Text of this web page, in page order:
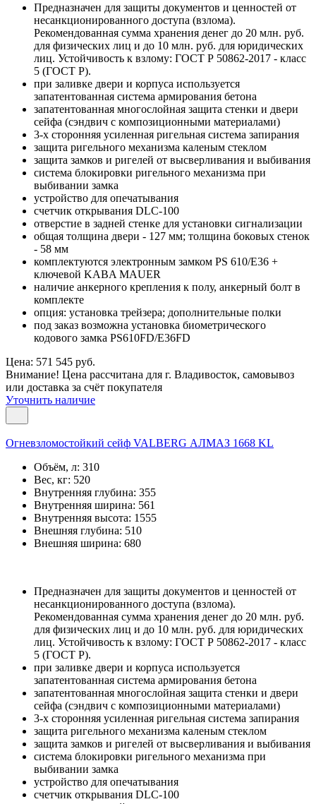
Предназначен для защиты документов и ценностей от
несанкционированного доступа (взлома).
Рекомендованная сумма хранения денег до 20 млн. руб.
для физических лиц и до 10 млн. руб. для юридических
лиц. Устойчивость к взлому: ГОСТ Р 50862-2017 - класс
5 (ГОСТ Р).
при заливке двери и корпуса используется
запатентованная система армирования бетона
запатентованная многослойная защита стенки и двери
сейфа (сэндвич с композиционными материалами)
3-х сторонняя усиленная ригельная система запирания
защита ригельного механизма каленым стеклом
защита замков и ригелей от высверливания и выбивания
система блокировки ригельного механизма при
выбивании замка
устройство для опечатывания
счетчик открывания DLC-100
отверстие в задней стенке для установки сигнализации
общая толщина двери - 127 мм; толщина боковых стенок
- 58 мм
комплектуются электронным замком PS 610/E36 +
ключевой KABA MAUER
наличие анкерного крепления к полу, анкерный болт в
комплекте
опция: установка трейзера; дополнительные полки
под заказ возможна установка биометрического
кодового замка PS610FD/E36FD
Цена: 571 545 руб.
Внимание! Цена рассчитана для г. Владивосток, самовывоз
или доставка за счёт покупателя
Уточнить наличие
Огневзломостойкий сейф VALBERG АЛМАЗ 1668 KL
Объём, л: 310
Вес, кг: 520
Внутренняя глубина: 355
Внутренняя ширина: 561
Внутренняя высота: 1555
Внешняя глубина: 510
Внешняя ширина: 680
Предназначен для защиты документов и ценностей от
несанкционированного доступа (взлома).
Рекомендованная сумма хранения денег до 20 млн. руб.
для физических лиц и до 10 млн. руб. для юридических
лиц. Устойчивость к взлому: ГОСТ Р 50862-2017 - класс
5 (ГОСТ Р).
при заливке двери и корпуса используется
запатентованная система армирования бетона
запатентованная многослойная защита стенки и двери
сейфа (сэндвич с композиционными материалами)
3-х сторонняя усиленная ригельная система запирания
защита ригельного механизма каленым стеклом
защита замков и ригелей от высверливания и выбивания
система блокировки ригельного механизма при
выбивании замка
устройство для опечатывания
счетчик открывания DLC-100